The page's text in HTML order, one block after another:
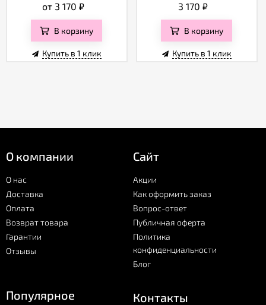
от 3 170 ₽
В корзину
Купить в 1 клик
3 170₽
В корзину
Купить в 1 клик
О компании
О нас
Доставка
Оплата
Возврат товара
Гарантии
Отзывы
Сайт
Акции
Как оформить заказ
Вопрос-ответ
Публичная оферта
Политика
конфиденциальности
Блог
Популярное Контакты